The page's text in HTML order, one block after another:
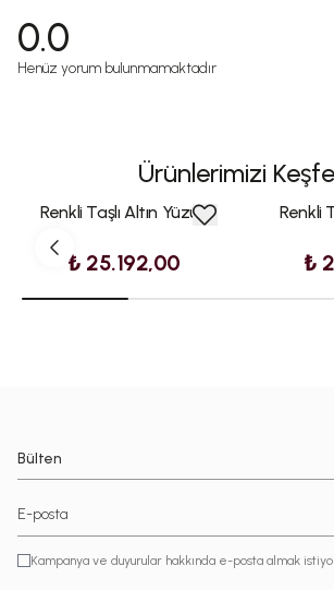
0.0
Henüz yorum bulunmamaktadır
Ürünlerimizi
Renkli Taşlı Altın Yüzük
₺ 25.192,00
Renkli
₺
Bülten
Kampanya ve duyurular hakkında e-posta almak